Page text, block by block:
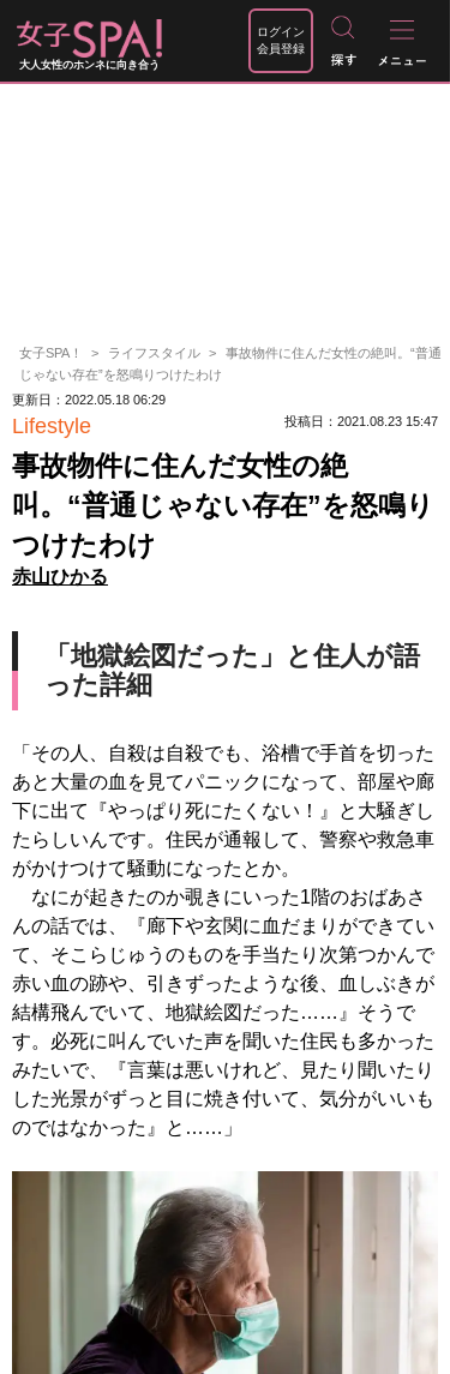
大人女性のホンネに向き合う
ログイン
会員登録
女子SPA！ ライフスタイル
事故物件に住んだ女性の絶叫。“普通
じゃない存在”を怒鳴りつけたわけ
更新日：2022.05.18 06:29
Lifestyle 投稿日：2021.08.23 15:47
事故物件に住んだ女性の絶
叫。“普通じゃない存在”を怒鳴り
つけたわけ
赤山ひかる
「地獄絵図だった」と住人が語
った詳細
「その人、自殺は自殺でも、浴槽で手首を切った
あと大量の血を見てパニックになって、部屋や廊
下に出て『やっぱり死にたくない！』と大騒ぎし
たらしいんです。住民が通報して、警察や救急車
がかけつけて騒動になったとか。
なにが起きたのか覗きにいった1階のおばあさ
んの話では、『廊下や玄関に血だまりができてい
て、そこらじゅうのものを手当たり次第つかんで
赤い血の跡や、引きずったような後、血しぶきが
結構飛んでいて、地獄絵図だった……』そうで
す。必死に叫んでいた声を聞いた住民も多かった
みたいで、『言葉は悪いけれど、見たり聞いたり
した光景がずっと目に焼き付いて、気分がいいも
のではなかった』と……」